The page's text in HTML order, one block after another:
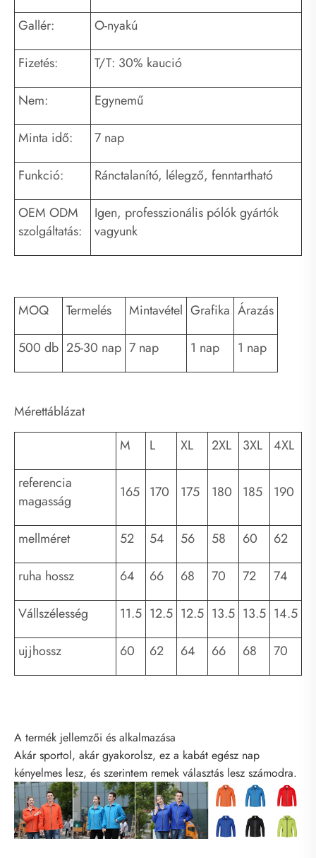
Gallér: O-nyakú
Fizetés: T/T: 30% kaució
Nem: Egynemű
Minta idő: 7 nap
Funkció: Ránctalanító, lélegző, fenntartható
OEM ODM
szolgáltatás:
Igen, professzionális pólók gyártók
vagyunk
MOQ Termelés Mintavétel Grafika Árazás
500 db 25-30 nap 7 nap 1 nap 1 nap
Mérettáblázat
M
L XL 2XL 3XL 4XL
referencia
magasság
165 170 175 180 185 190
mellméret 52 54 56 58 60 62
ruha hossz 64 66 68 70 72 74
Vállszélesség 11.5 12.5 12.5 13.5 13.5 14.5
ujjhossz 60 62 64 66 68 70
A termék jellemzői és alkalmazása
Akár sportol, akár gyakorolsz, ez a kabát egész nap
kényelmes lesz, és szerintem remek választás lesz számodra.